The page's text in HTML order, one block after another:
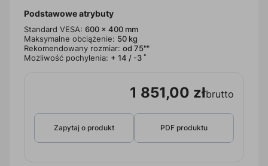
Podstawowe atrybuty
Standard VESA: 600 x 400 mm
Maksymalne obciążenie: 50 kg
Rekomendowany rozmiar: od 75""
Możliwość pochylenia: + 14 / -3 ˚
1 851,00 złbrutto
Zapytaj o produkt PDF produktu